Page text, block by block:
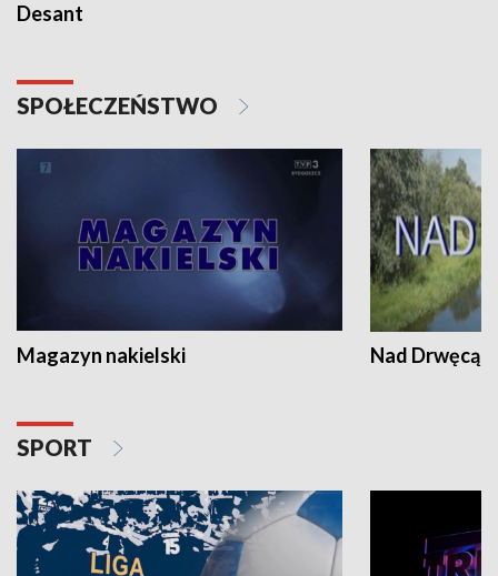
Desant
SPOŁECZEŃSTWO
Magazyn nakielski Nad Drwęcą
SPORT